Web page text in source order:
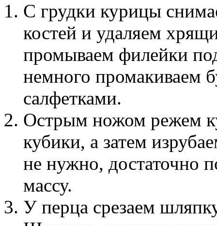
С грудки курицы
костей и удаляем
промываем филейки
немного промакиваем
салфетками.
Острым ножом режем
кубики, а затем
не нужно, достаточно
массу.
У перца срезаем